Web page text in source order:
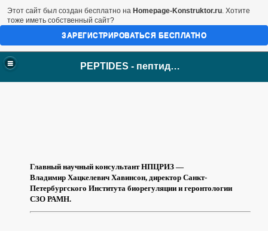
PEPTIDES - пептиды Хавинсона
Главный научный консультант НПЦРИЗ —
Владимир Хацкелевич Хавинсон, директор Санкт-
Петербургского Института биорегуляции и геронтологии
СЗО РАМН.
Закрыть меню
PEPTIDES: пептиды Хавинсона
Пептиды Revilab
Пептиды СПОРТ
Мезотели внутренние
Мезотели наружные
Лечебно-профилактические
Этот сайт был создан бесплатно на Homepage-Konstruktor.ru. Хотите
тоже иметь собственный сайт?
ЗАРЕГИСТРИРОВАТЬСЯ БЕСПЛАТНО